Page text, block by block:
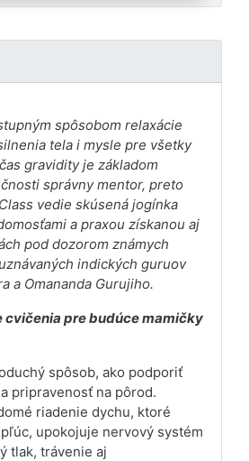
spôsobom relaxácie
tela i mysle pre všetky
gravidity je základom
správny mentor, preto
vedie skúsená jogínka
a praxou získanou aj
pod dozorom známych
indických guruov
a Omananda Gurujiho.
cvičenia pre budúce mamičky
spôsob, ako podporiť
pripravenosť na pôrod.
riadenie dychu, ktoré
upokojuje nervový systém
tlak, trávenie aj